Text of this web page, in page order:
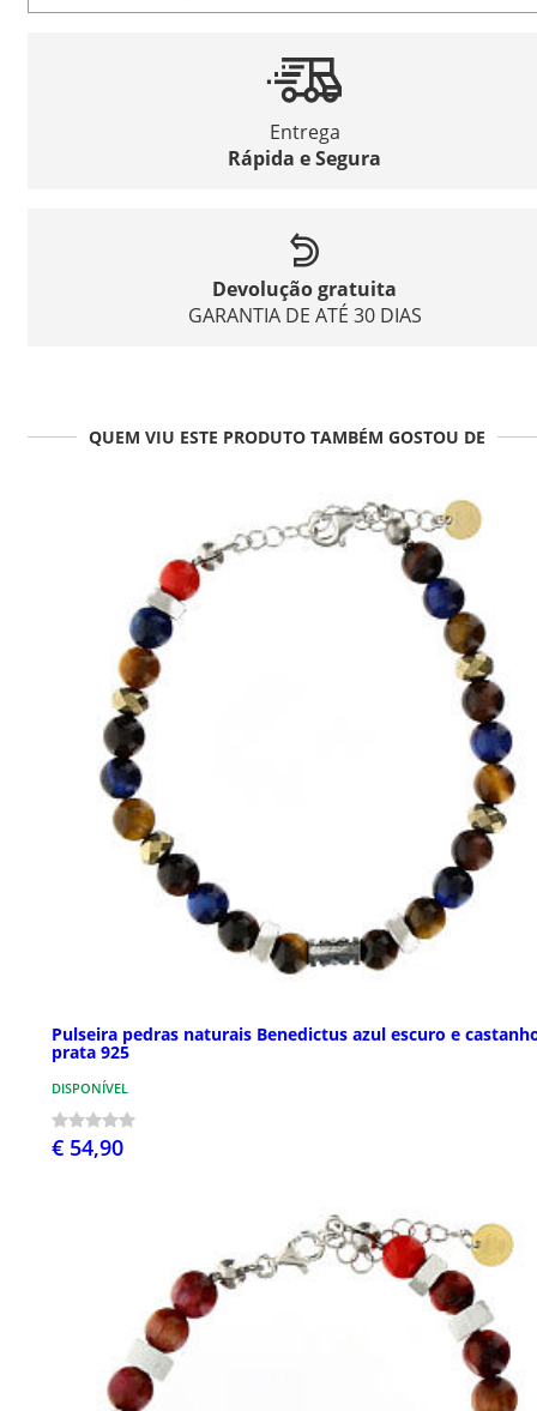
Entrega
Rápida e Segura
Devolução gratuita
GARANTIA DE ATÉ 30 DIAS
QUEM VIU ESTE PRODUTO TAMBÉM GOSTOU DE
Pulseira pedras naturais Benedictus azul escuro e
prata 925
DISPONÍVEL
€ 54,90